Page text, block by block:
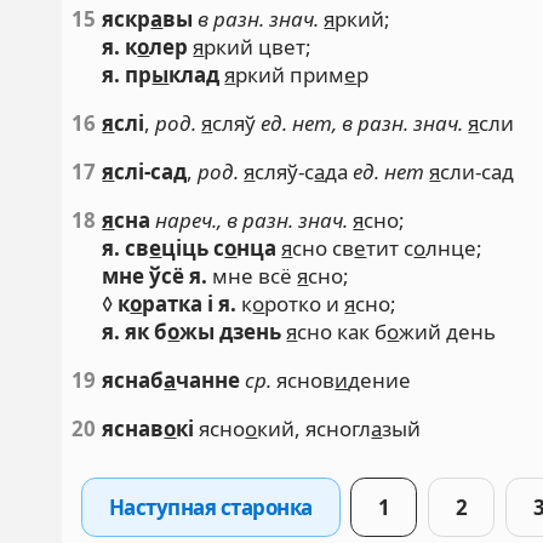
15 яскравы в разн. знач. яркий;
я. колер яркий цвет;
я. прыкладяркий пример
16 яслі,род. ясляўед. нет, в разн. знач. ясли
17 яслі-сад,род. ясляў-садаед. нет ясли-сад
18 ясна нареч., в разн. знач. ясно;
я. свеціць сонца ясно светит солнце;
мне ўсё я. мне всёясно;
◊ коратка і я. коротко иясно;
я. як божы дзеньясно как божий день
19 яснабачаннеср. ясновидение
20 яснавокі ясноокий, ясноглазый
Наступная старонка 1 2